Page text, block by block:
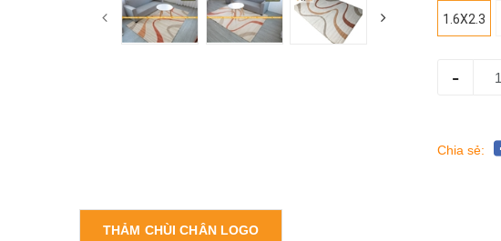
1.6X2.3
-
Chia sẻ:
THẢM CHÙI CHÂN LOGO